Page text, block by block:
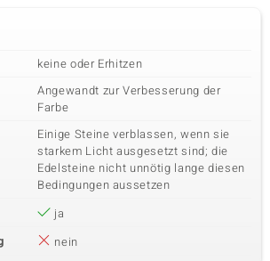
keine oder Erhitzen
Angewandt zur Verbesserung der
Farbe
Einige Steine verblassen, wenn sie
starkem Licht ausgesetzt sind; die
Edelsteine nicht unnötig lange diesen
Bedingungen aussetzen
ja
nein